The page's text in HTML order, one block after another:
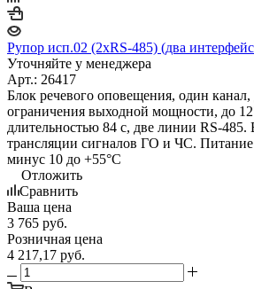
Рупор исп.02 (2xRS-485) (два
Уточняйте у менеджера
Арт.: 26417
Блок речевого оповещения, один
ограничения выходной мощности, до
длительностью 84 с, две линии RS-485.
трансляции сигналов ГО и ЧС.
минус 10 до +55°С
Отложить
Сравнить
Ваша цена
3 765 руб.
Розничная цена
4 217,17 руб.